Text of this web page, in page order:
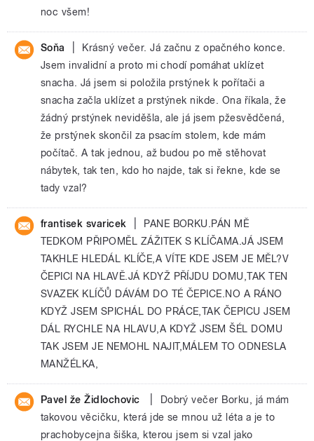
noc všem!
Soňa
Krásný večer. Já začnu z opačného konce.
Jsem invalidní a proto mi chodí pomáhat uklízet
snacha. Já jsem si položila prstýnek k pořítači a
snacha začla uklízet a prstýnek nikde. Ona říkala, že
žádný prstýnek neviděšla, ale já jsem pžesvědčená,
že prstýnek skončil za psacím stolem, kde mám
počítač. A tak jednou, až budou po mě stěhovat
nábytek, tak ten, kdo ho najde, tak si řekne, kde se
tady vzal?
frantisek svaricek
PANE BORKU.PÁN MĚ
TEDKOM PŘIPOMĚL ZÁŽITEK S KLÍČAMA.JÁ JSEM
TAKHLE HLEDÁL KLÍČE,A VÍTE KDE JSEM JE MĚL?V
ČEPICI NA HLAVĚ.JÁ KDYŽ PŘÍJDU DOMU,TAK TEN
SVAZEK KLÍČŮ DÁVÁM DO TÉ ČEPICE.NO A RÁNO
KDYŽ JSEM SPICHÁL DO PRÁCE,TAK ČEPICU JSEM
DÁL RYCHLE NA HLAVU,A KDYŽ JSEM ŠÉL DOMU
TAK JSEM JE NEMOHL NAJIT,MÁLEM TO ODNESLA
MANŽÉLKA,
Pavel že Židlochovic
Dobrý večer Borku, já mám
takovou věcičku, která jde se mnou už léta a je to
prachobycejna šiška, kterou jsem si vzal jako